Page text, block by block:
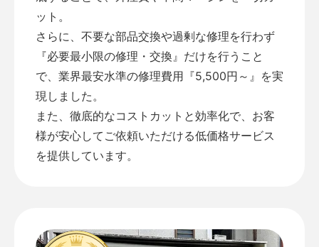
ット。
さらに、不要な部品交換や過剰な修理を行わず
『必要最小限の修理・交換』だけを行うこと
で、業界最安水準の修理費用『5,500円～』を実
現しました。
また、徹底的なコストカットと効率化で、お客
様が安心してご依頼いただける低価格サービス
を提供しています。